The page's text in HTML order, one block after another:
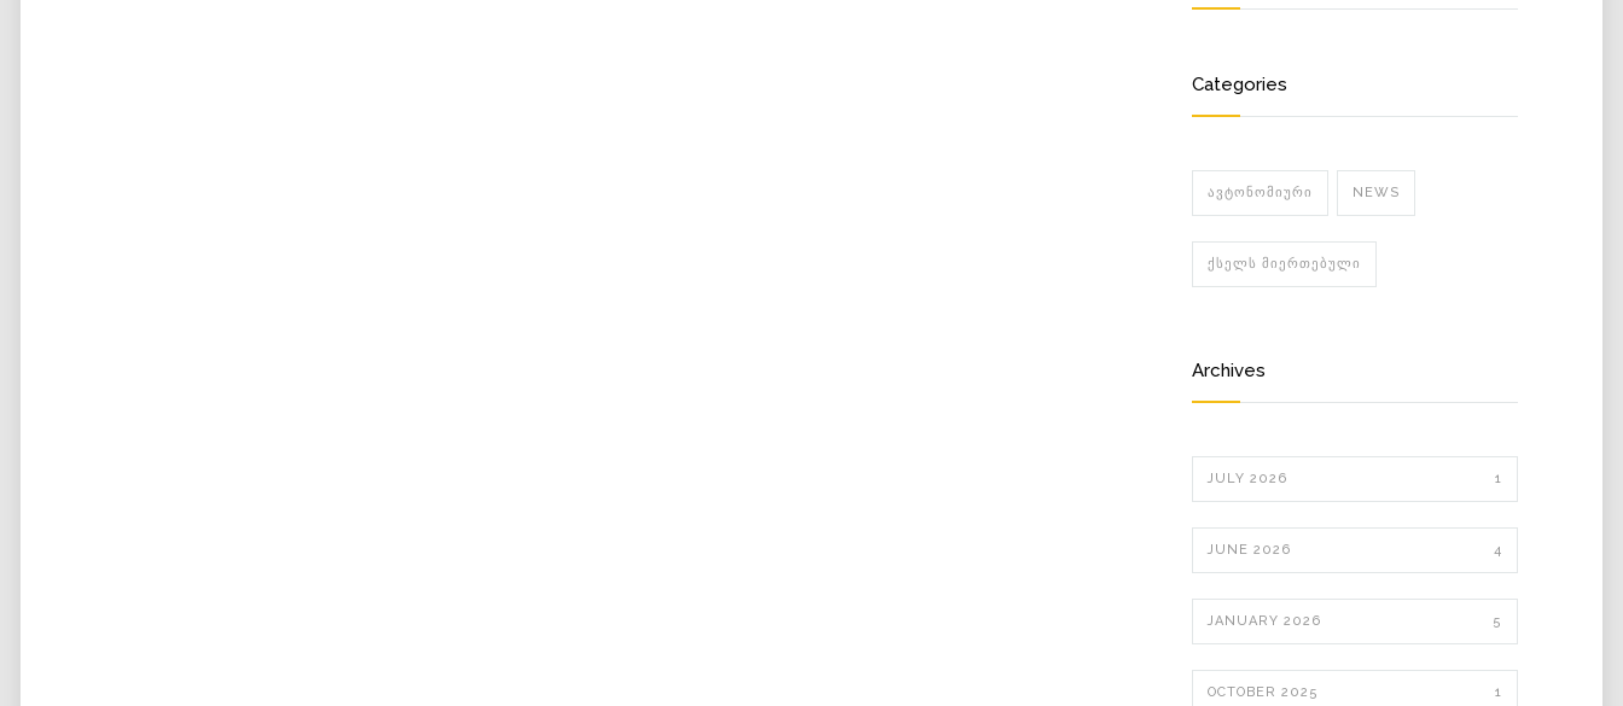
Categories
ᲐᲕᲢᲝᲜᲝᲛᲘᲣᲠᲘ NEWS
ᲥᲡᲔᲚᲡ ᲛᲘᲔᲠᲗᲔᲑᲣᲚᲘ
Archives
JULY 2026 1
JUNE 2026 4
JANUARY 2026 5
OCTOBER 2025 1